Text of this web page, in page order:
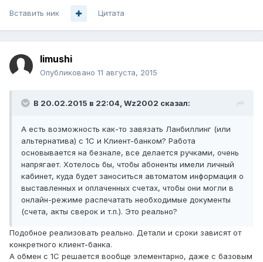
Вставить ник Цитата
limushi
Опубликовано 11 августа, 2015
В 20.02.2015 в 22:04, Wz2002 сказал:
А есть возможность как-то завязать Ланбиллинг (или
альтернатива) с 1С и Клиент-банком? Работа
основывается на безнале, все делается ручками, очень
напрягает. Хотелось бы, чтобы абоненты имели личный
кабинет, куда будет заноситься автоматом информация о
выставленных и оплаченных счетах, чтобы они могли в
онлайн-режиме распечатать необходимые документы
(счета, акты сверок и т.п.). Это реально?
Подобное реализовать реально. Детали и сроки зависят от
конкретного клиент-банка.
А обмен с 1С решается вообще элементарно, даже с базовым